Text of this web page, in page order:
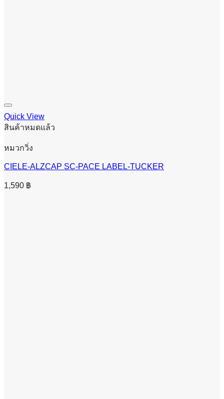
Quick View
สินค้าหมดแล้ว
หมวกวิ่ง
CIELE-ALZCAP SC-PACE LABEL-TUCKER
1,590 ฿